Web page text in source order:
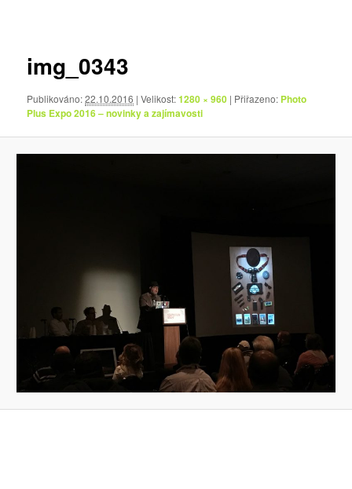
img_0343
Publikováno:22.10.2016 | Velikost:1280 × 960 | Přiřazeno: Photo
Plus Expo 2016 – novinky a zajímavosti